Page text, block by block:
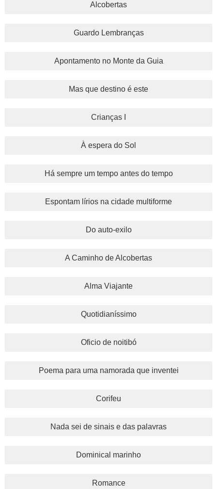
Alcobertas
Guardo Lembranças
Apontamento no Monte da Guia
Mas que destino é este
Crianças I
À espera do Sol
Há sempre um tempo antes do tempo
Espontam lírios na cidade multiforme
Do auto-exilo
A Caminho de Alcobertas
Alma Viajante
Quotidianíssimo
Oficio de noitibó
Poema para uma namorada que inventei
Corifeu
Nada sei de sinais e das palavras
Dominical marinho
Romance